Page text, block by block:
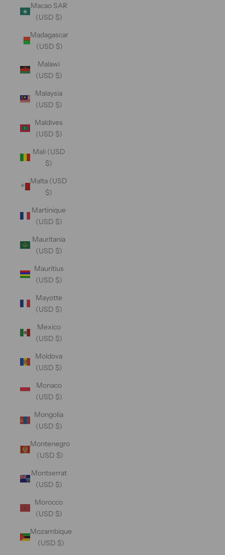
Macao SAR
(USD $)
Madagascar
(USD $)
Malawi
(USD $)
Malaysia
(USD $)
Maldives
(USD $)
Mali (USD
$)
Malta (USD
$)
Martinique
(USD $)
Mauritania
(USD $)
Mauritius
(USD $)
Mayotte
(USD $)
Mexico
(USD $)
Moldova
(USD $)
Monaco
(USD $)
Mongolia
(USD $)
Montenegro
(USD $)
Montserrat
(USD $)
Morocco
(USD $)
Mozambique
(USD $)